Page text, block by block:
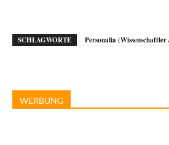
SCHLAGWORTE Personalia
WERBUNG